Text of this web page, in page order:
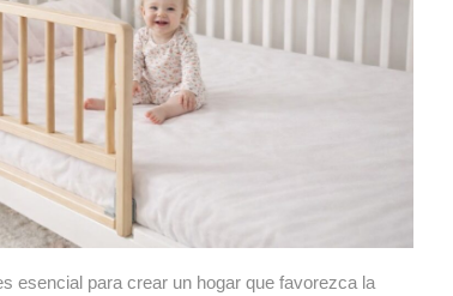
esencial para crear un hogar que favorezca la